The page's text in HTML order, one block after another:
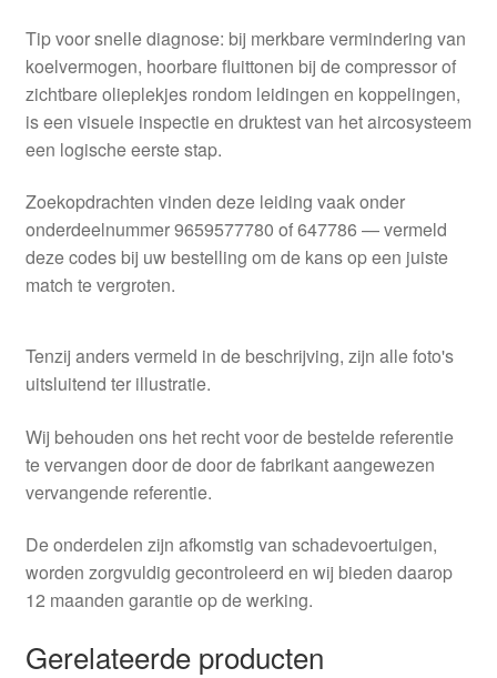
Tip voor snelle diagnose: bij merkbare vermindering van
koelvermogen, hoorbare fluittonen bij de compressor of
zichtbare olieplekjes rondom leidingen en koppelingen,
is een visuele inspectie en druktest van het aircosysteem
een logische eerste stap.
Zoekopdrachten vinden deze leiding vaak onder
onderdeelnummer 9659577780 of 647786 — vermeld
deze codes bij uw bestelling om de kans op een juiste
match te vergroten.
Tenzij anders vermeld in de beschrijving, zijn alle foto's
uitsluitend ter illustratie.
Wij behouden ons het recht voor de bestelde referentie
te vervangen door de door de fabrikant aangewezen
vervangende referentie.
De onderdelen zijn afkomstig van schadevoertuigen,
worden zorgvuldig gecontroleerd en wij bieden daarop
12 maanden garantie op de werking.
Gerelateerde producten